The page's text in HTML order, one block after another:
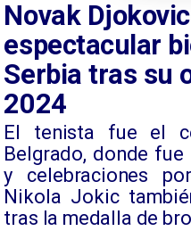
Novak
espectacular
Serbia tras su
2024
El tenista fue el
Belgrado, donde
y celebraciones
Nikola Jokic
tras la medalla de